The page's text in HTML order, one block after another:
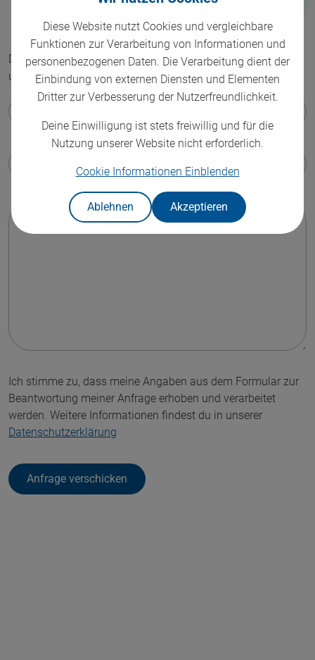
Diese Website nutzt Cookies und vergleichbare
Funktionen zur Verarbeitung von Informationen und
personenbezogenen Daten. Die Verarbeitung dient der
Einbindung von externen Diensten und Elementen
Dritter zur Verbesserung der Nutzerfreundlichkeit.
Deine Einwilligung ist stets freiwillig und für die
Nutzung unserer Website nicht erforderlich.
Cookie Informationen Einblenden
Ablehnen Akzeptieren
Rückruf
Du suchst Unterstützung bei einem Thema? Dann schreib
uns und wir melden uns schnellstmöglich bei dir!
Deine Nachricht*
Ich stimme zu, dass meine Angaben aus dem Formular zur
Beantwortung meiner Anfrage erhoben und verarbeitet
werden. Weitere Informationen findest du in unserer
Datenschutzerklärung
Anfrage verschicken